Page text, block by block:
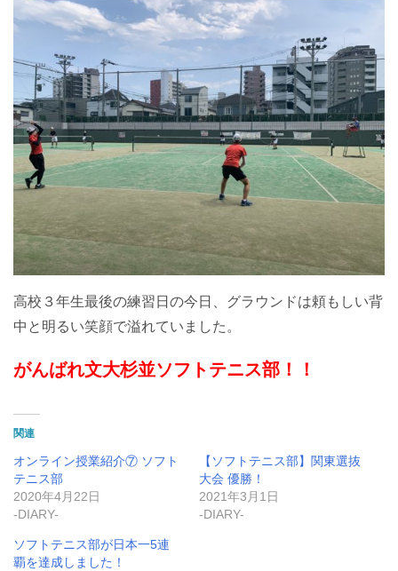
高校３年生最後の練習日の今日、グラウンドは頼もしい背
中と明るい笑顔で溢れていました。
がんばれ文大杉並ソフトテニス部！！
関連
オンライン授業紹介⑦ ソフト
テニス部
2020年4月22日
-DIARY-
【ソフトテニス部】関東選抜
大会 優勝！
2021年3月1日
-DIARY-
ソフトテニス部が日本一5連
覇を達成しました！